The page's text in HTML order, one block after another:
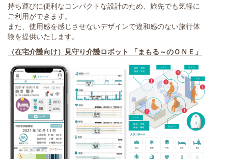
持ち運びに便利なコンパクトな設計のため、旅先でも気軽に
ご利用ができます。
また、使用感を感じさせないデザインで違和感のない旅行体
験を提供いたします。
（在宅介護向け）見守り介護ロボット 「まもる～のＯＮＥ」